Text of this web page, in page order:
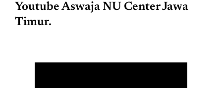
Youtube Aswaja NU Center Jawa
Timur.